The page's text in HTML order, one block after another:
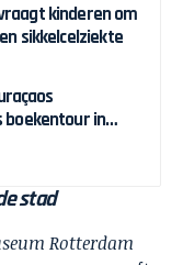
kinderen om
sikkelcelziekte
in
stad
Rotterdam